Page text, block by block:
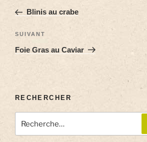
Blinis au crabe
SUIVANT
Foie Gras au Caviar
RECHERCHER